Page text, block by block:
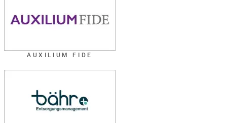
AUXILIUM FIDE